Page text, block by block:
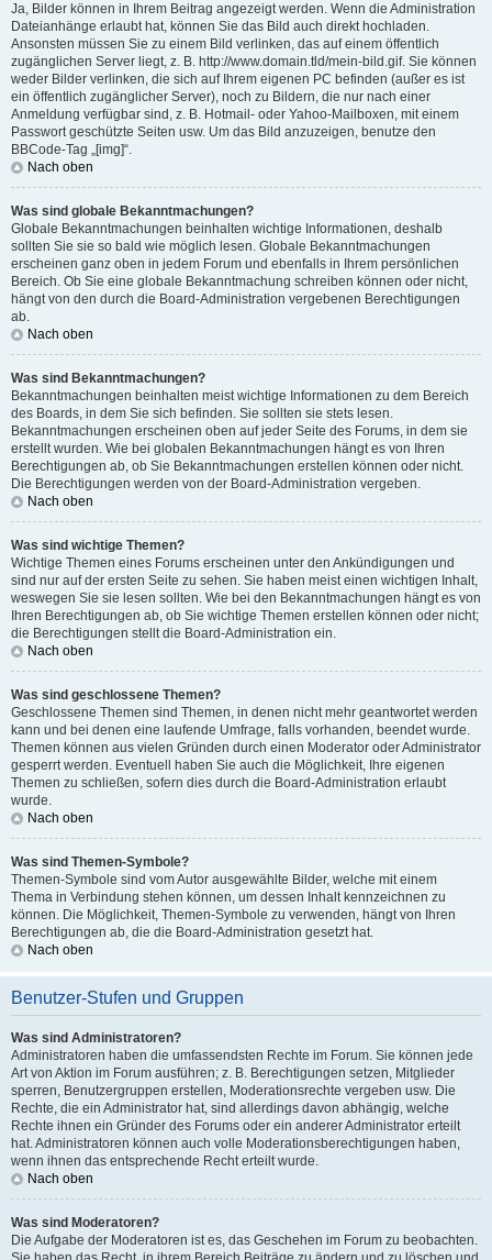
Ja, Bilder können in Ihrem Beitrag angezeigt werden. Wenn die Administration
Dateianhänge erlaubt hat, können Sie das Bild auch direkt hochladen.
Ansonsten müssen Sie zu einem Bild verlinken, das auf einem öffentlich
zugänglichen Server liegt, z. B. http://www.domain.tld/mein-bild.gif. Sie können
weder Bilder verlinken, die sich auf Ihrem eigenen PC befinden (außer es ist
ein öffentlich zugänglicher Server), noch zu Bildern, die nur nach einer
Anmeldung verfügbar sind, z. B. Hotmail- oder Yahoo-Mailboxen, mit einem
Passwort geschützte Seiten usw. Um das Bild anzuzeigen, benutze den
BBCode-Tag „[img]“.
Nach oben
Was sind globale Bekanntmachungen?
Globale Bekanntmachungen beinhalten wichtige Informationen, deshalb
sollten Sie sie so bald wie möglich lesen. Globale Bekanntmachungen
erscheinen ganz oben in jedem Forum und ebenfalls in Ihrem persönlichen
Bereich. Ob Sie eine globale Bekanntmachung schreiben können oder nicht,
hängt von den durch die Board-Administration vergebenen Berechtigungen
ab.
Nach oben
Was sind Bekanntmachungen?
Bekanntmachungen beinhalten meist wichtige Informationen zu dem Bereich
des Boards, in dem Sie sich befinden. Sie sollten sie stets lesen.
Bekanntmachungen erscheinen oben auf jeder Seite des Forums, in dem sie
erstellt wurden. Wie bei globalen Bekanntmachungen hängt es von Ihren
Berechtigungen ab, ob Sie Bekanntmachungen erstellen können oder nicht.
Die Berechtigungen werden von der Board-Administration vergeben.
Nach oben
Was sind wichtige Themen?
Wichtige Themen eines Forums erscheinen unter den Ankündigungen und
sind nur auf der ersten Seite zu sehen. Sie haben meist einen wichtigen Inhalt,
weswegen Sie sie lesen sollten. Wie bei den Bekanntmachungen hängt es von
Ihren Berechtigungen ab, ob Sie wichtige Themen erstellen können oder nicht;
die Berechtigungen stellt die Board-Administration ein.
Nach oben
Was sind geschlossene Themen?
Geschlossene Themen sind Themen, in denen nicht mehr geantwortet werden
kann und bei denen eine laufende Umfrage, falls vorhanden, beendet wurde.
Themen können aus vielen Gründen durch einen Moderator oder Administrator
gesperrt werden. Eventuell haben Sie auch die Möglichkeit, Ihre eigenen
Themen zu schließen, sofern dies durch die Board-Administration erlaubt
wurde.
Nach oben
Was sind Themen-Symbole?
Themen-Symbole sind vom Autor ausgewählte Bilder, welche mit einem
Thema in Verbindung stehen können, um dessen Inhalt kennzeichnen zu
können. Die Möglichkeit, Themen-Symbole zu verwenden, hängt von Ihren
Berechtigungen ab, die die Board-Administration gesetzt hat.
Nach oben
Benutzer-Stufen und Gruppen
Was sind Administratoren?
Administratoren haben die umfassendsten Rechte im Forum. Sie können jede
Art von Aktion im Forum ausführen; z. B. Berechtigungen setzen, Mitglieder
sperren, Benutzergruppen erstellen, Moderationsrechte vergeben usw. Die
Rechte, die ein Administrator hat, sind allerdings davon abhängig, welche
Rechte ihnen ein Gründer des Forums oder ein anderer Administrator erteilt
hat. Administratoren können auch volle Moderationsberechtigungen haben,
wenn ihnen das entsprechende Recht erteilt wurde.
Nach oben
Was sind Moderatoren?
Die Aufgabe der Moderatoren ist es, das Geschehen im Forum zu beobachten.